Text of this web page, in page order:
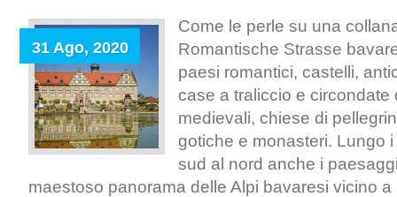
31 Ago, 2020
Come le perle su una
Romantische Strasse
paesi romantici, castelli,
case a traliccio e circondate
medievali, chiese di
gotiche e monasteri. Lungo
sud al nord anche i
maestoso panorama delle Alpi bavaresi vicino a